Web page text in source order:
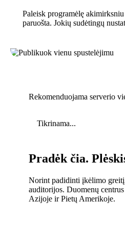
Paleisk programėlę
paruošta. Jokių sudėtingų
Rekomenduojama serverio
Tikrinama...
Pradėk čia.
Norint padidinti įkėlimo
auditorijos. Duomenų
Azijoje ir Pietų Amerikoje.